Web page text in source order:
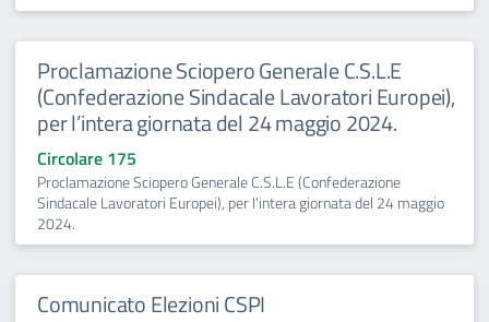
Proclamazione Sciopero Generale C.S.L.E
(Confederazione Sindacale Lavoratori Europei),
per l’intera giornata del 24 maggio 2024.
Circolare 175
Proclamazione Sciopero Generale C.S.L.E (Confederazione
Sindacale Lavoratori Europei), per l’intera giornata del 24 maggio
2024.
Comunicato Elezioni CSPI